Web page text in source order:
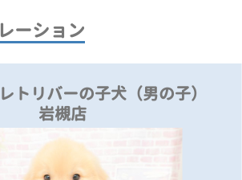
ーション
トリバーの子犬（男の子）
岩槻店